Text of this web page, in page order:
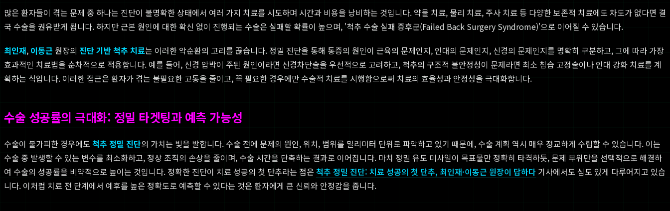
많은 환자들이 겪는 문제 중 하나는 진단이 불명확한 상태에서 여러 가지 치료를 시도하며 시간과 비용을 낭비하는 것입니다. 약물 치료, 물리 치료, 주사 치료 등 다양한 보존적 치료에도 차도가 없다면 결
국 수술을 권유받게 됩니다. 하지만 근본 원인에 대한 확신 없이 진행되는 수술은 실패할 확률이 높으며, '척추 수술 실패 증후군(Failed Back Surgery Syndrome)'으로 이어질 수 있습니다.
최인재, 이동근 원장의 진단 기반 척추 치료는 이러한 악순환의 고리를 끊습니다. 정밀 진단을 통해 통증의 원인이 근육의 문제인지, 인대의 문제인지, 신경의 문제인지를 명확히 구분하고, 그에 따라 가장
효과적인 치료법을 순차적으로 적용합니다. 예를 들어, 신경 압박이 주된 원인이라면 신경차단술을 우선적으로 고려하고, 척추의 구조적 불안정성이 문제라면 최소 침습 고정술이나 인대 강화 치료를 계
획하는 식입니다. 이러한 접근은 환자가 겪는 불필요한 고통을 줄이고, 꼭 필요한 경우에만 수술적 치료를 시행함으로써 치료의 효율성과 안정성을 극대화합니다.
수술 성공률의 극대화: 정밀 타겟팅과 예측 가능성
수술이 불가피한 경우에도 척추 정밀 진단의 가치는 빛을 발합니다. 수술 전에 문제의 원인, 위치, 범위를 밀리미터 단위로 파악하고 있기 때문에, 수술 계획 역시 매우 정교하게 수립할 수 있습니다. 이는
수술 중 발생할 수 있는 변수를 최소화하고, 정상 조직의 손상을 줄이며, 수술 시간을 단축하는 결과로 이어집니다. 마치 정밀 유도 미사일이 목표물만 정확히 타격하듯, 문제 부위만을 선택적으로 해결하
여 수술의 성공률을 비약적으로 높이는 것입니다. 정확한 진단이 치료 성공의 첫 단추라는 점은 척추 정밀 진단: 치료 성공의 첫 단추, 최인재·이동근 원장이 답하다 기사에서도 심도 있게 다루어지고 있습
니다. 이처럼 치료 전 단계에서 예후를 높은 정확도로 예측할 수 있다는 것은 환자에게 큰 신뢰와 안정감을 줍니다.